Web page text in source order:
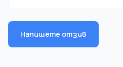
Напишете отзив